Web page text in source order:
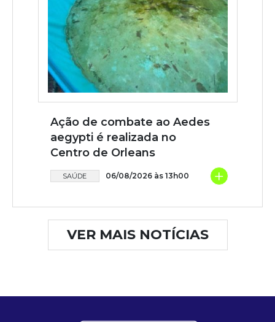
Ação de combate ao Aedes
aegypti é realizada no
Centro de Orleans
SAÚDE 06/08/2026 às 13h00 +
VER MAIS NOTÍCIAS